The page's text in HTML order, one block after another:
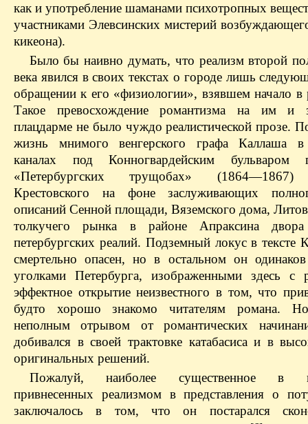
как и употребление шаманами психотропных
участниками Элевсинских мистерий
кикеона).
Было бы наивно думать, что реализм второй
века явился в своих текстах о городе лишь
обращении к его «физиологии», взявшем начало в
Такое превосхождение романтизма на им и
плацдарме не было чуждо реалистической прозе.
жизнь мнимого венгерского графа Каллаша
каналах под Конногвардейским бульваром
«Петербургских трущобах» (1864—1867)
Крестовского на фоне заслуживающих
описаний Сенной площади, Вяземского дома,
толкучего рынка в районе Апраксина
петербургских реалий. Подземный локус в тексте
смертельно опасен, но в остальном он
уголками Петербурга, изображенными здесь с
эффектное открытие неизвестного в том, что
будто хорошо знакомо читателям романа.
неполным отрывом от романтических
добивался в своей трактовке катабасиса и в
оригинальных решений.
Пожалуй, наиболее существенное в
привнесенных реализмом в представления о
заключалось в том, что он постарался